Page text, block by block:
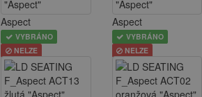
Aspect
VYBRÁNO
NELZE
Aspect
VYBRÁNO
NELZE